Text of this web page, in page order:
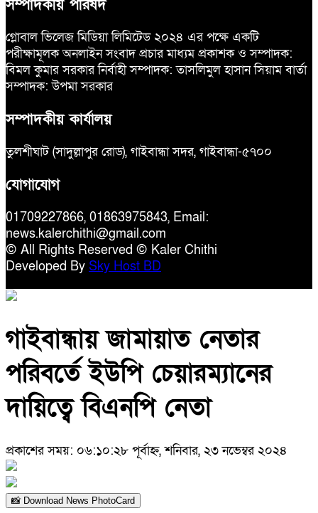
সম্পাদকীয় পরিষদ
গ্লোবাল ভিলেজ মিডিয়া লিমিটেড ২০২৪ এর পক্ষে একটি
পরীক্ষামূলক অনলাইন সংবাদ প্রচার মাধ্যম প্রকাশক ও সম্পাদক:
বিমল কুমার সরকার নির্বাহী সম্পাদক: তাসলিমুল হাসান সিয়াম বার্তা
সম্পাদক: উপমা সরকার
সম্পাদকীয় কার্যালয়
তুলশীঘাট (সাদুল্লাপুর রোড), গাইবান্ধা সদর, গাইবান্ধা-৫৭০০
যোগাযোগ
01709227866, 01863975843, Email:
news.kalerchithi@gmail.com
© All Rights Reserved © Kaler Chithi
Developed By Sky Host BD
গাইবান্ধায় জামায়াত নেতার
পরিবর্তে ইউপি চেয়ারম্যানের
দায়িত্বে বিএনপি নেতা
প্রকাশের সময়: ০৬:১০:২৮ পূর্বাহ্ন, শনিবার, ২৩ নভেম্বর ২০২৪
📸 Download News PhotoCard